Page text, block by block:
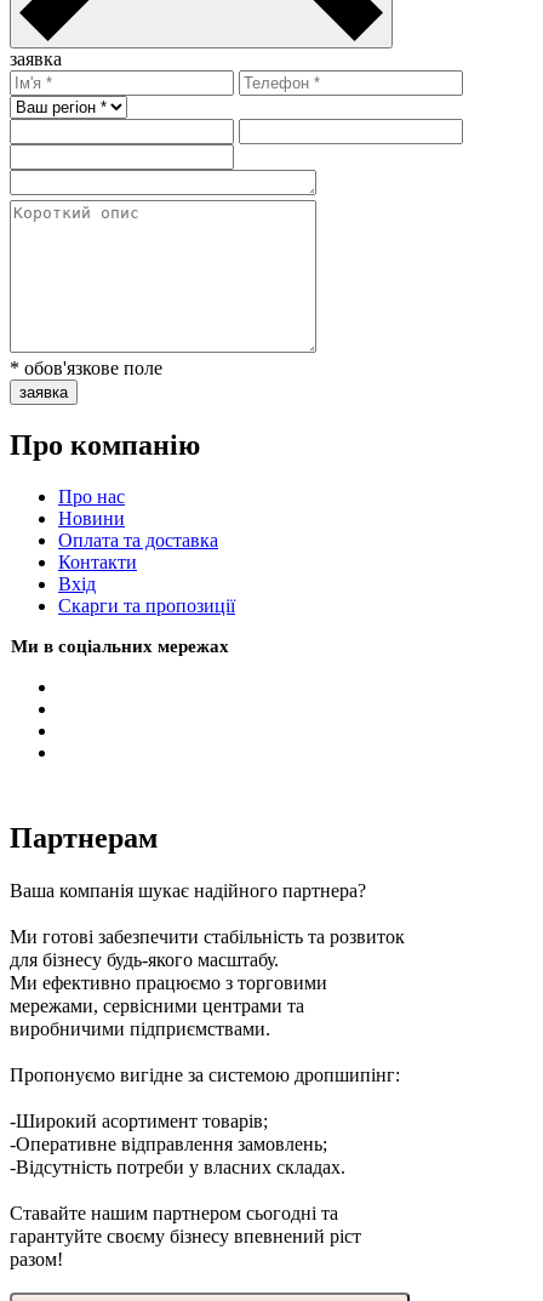
заявка
* обов'язкове поле
заявка
Про компанію
Про нас
Новини
Оплата та доставка
Контакти
Вхiд
Скарги та пропозиції
Ми в соціальних мережах
Партнерам
Ваша компанія шукає надійного партнера?
Ми готові забезпечити стабільність та розвиток
для бізнесу будь-якого масштабу.
Ми ефективно працюємо з торговими
мережами, сервісними центрами та
виробничими підприємствами.
Пропонуємо вигідне за системою дропшипінг:
-Широкий асортимент товарів;
-Оперативне відправлення замовлень;
-Відсутність потреби у власних складах.
Ставайте нашим партнером сьогодні та
гарантуйте своєму бізнесу впевнений ріст
разом!